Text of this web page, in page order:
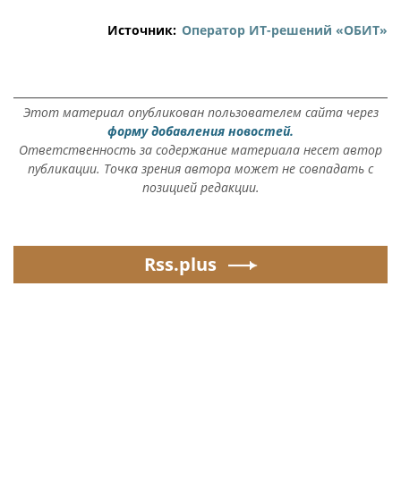
Источник: Оператор ИТ-решений «ОБИТ»
Этот материал опубликован пользователем сайта через
форму добавления новостей.
Ответственность за содержание материала несет автор
публикации. Точка зрения автора может не совпадать с
позицией редакции.
Rss.plus